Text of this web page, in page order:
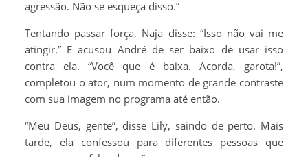
agressão. Não se esqueça disso.”
Tentando passar força, Naja disse: “Isso não vai me
atingir.” E acusou André de ser baixo de usar isso
contra ela. “Você que é baixa. Acorda, garota!”,
completou o ator, num momento de grande contraste
com sua imagem no programa até então.
“Meu Deus, gente”, disse Lily, saindo de perto. Mais
tarde, ela confessou para diferentes pessoas que